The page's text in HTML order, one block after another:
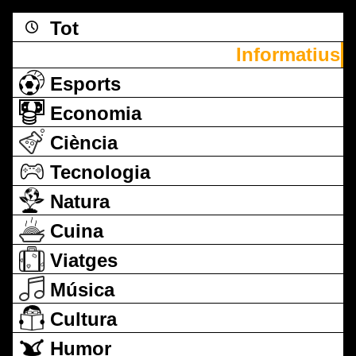
Tot
Informatius
Esports
Economia
Ciència
Tecnologia
Natura
Cuina
Viatges
Música
Cultura
Humor